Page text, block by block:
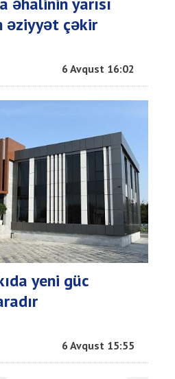
əziyyət çəkir
6 Avqust 16:02
yeni güc
6 Avqust 15:55